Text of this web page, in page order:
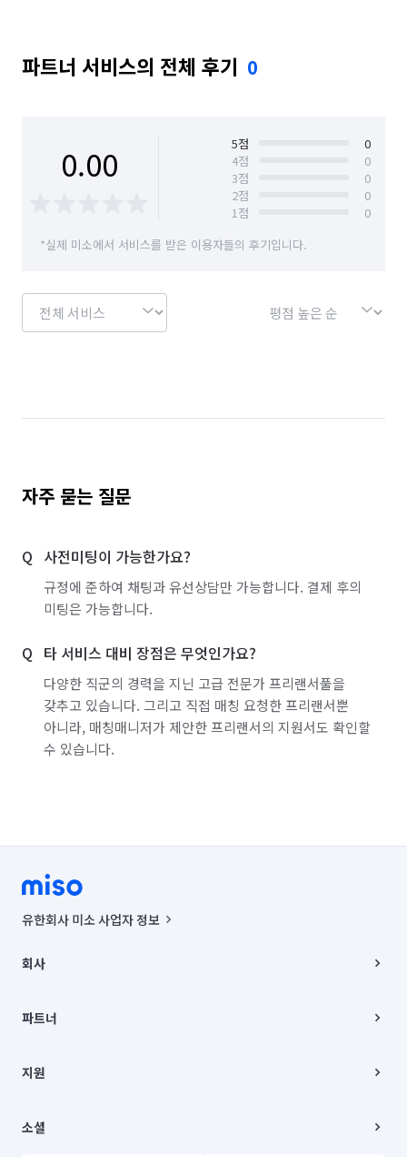
파트너 서비스의 전체 후기 0
0.00 5점
0
4점
0
3점
0
2점
0
1점
0
*실제 미소에서 서비스를 받은 이용자들의 후기입니다.
자주 묻는 질문
사전미팅이 가능한가요?
규정에 준하여 채팅과 유선상담만 가능합니다. 결제 후의
미팅은 가능합니다.
타 서비스 대비 장점은 무엇인가요?
다양한 직군의 경력을 지닌 고급 전문가 프리랜서풀을
갖추고 있습니다. 그리고 직접 매칭 요청한 프리랜서뿐
아니라, 매칭매니저가 제안한 프리랜서의 지원서도 확인할
수 있습니다.
유한회사 미소 사업자 정보
00019 |
주소 | 본사: 서울특별시 종로구 율곡로 6(중학동, 트윈트리빌딩) B동 5층
컨택센터 : 서울특별시 종로구 수송동 율곡로 24, 7층, 8층 미소
상품, 상품정보, 거래에 관한 의무와 책임은 거래당사자에게 있습니다.
언론 보도 관련 문의:
© 유한회사 미소. Miso, Inc. All Rights Reserved.
회사
채용
파트너
이사
지원
이용약관
소셜